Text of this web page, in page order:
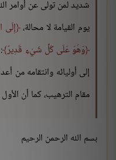
شديد لمن تولى عن أوامر
يوم القيامة لا محالة، إِلَى
وَهُوَ عَلَى كُلِّ شَيْءٍ قَدِيرٌ
إلى أوليائه وانتقامه من
مقام الترهيب، كما أن
بسم الله الرحمن الرحيم